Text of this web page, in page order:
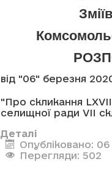
від "06" березня
"Про скликання
селищної ради VII
Деталі
Опубліковано:
Перегляди: 502